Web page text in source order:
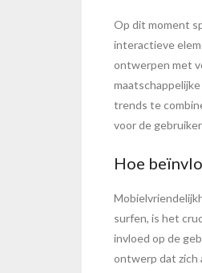
Op dit moment
interactieve
ontwerpen met
trends te
voor de
Hoe
surfen, is het
invloed op de
ontwerp dat zich